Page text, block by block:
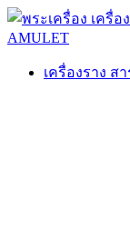
เครื่องราง ส